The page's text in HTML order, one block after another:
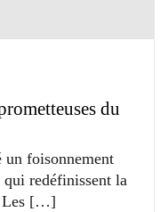
du
un foisonnement
qui redéfinissent la